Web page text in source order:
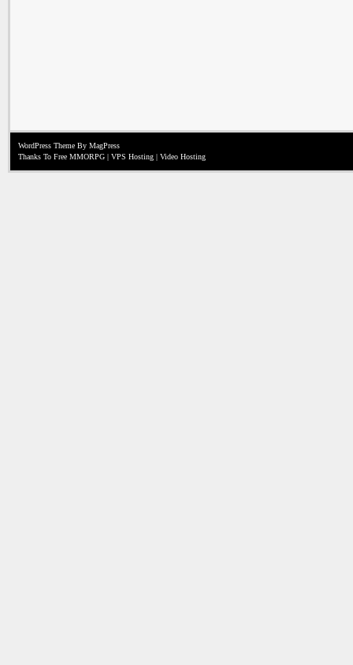
WordPress Theme By MagPress
Thanks To Free MMORPG | VPS Hosting | Video Hosting